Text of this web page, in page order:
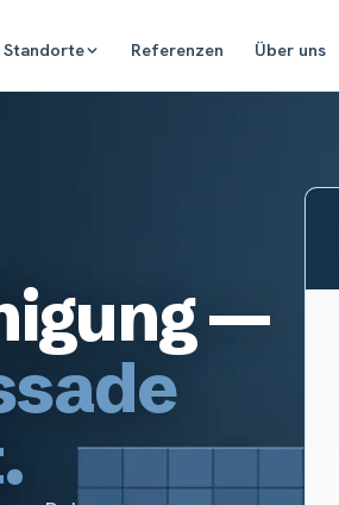
Standorte Referenzen Über uns
—